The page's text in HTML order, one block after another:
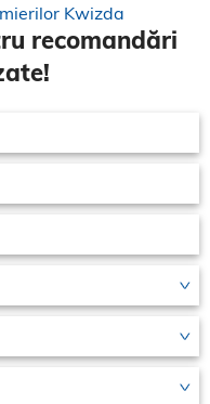
Kwizda
recomandări